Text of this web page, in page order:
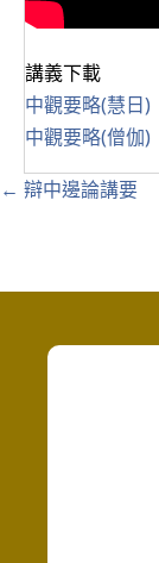
講義下載
中觀要略(慧日)
中觀要略(僧伽)
Posts
← 辯中邊論講要